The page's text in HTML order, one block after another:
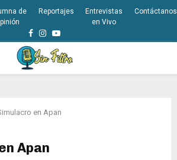
de
Reportajes
Entrevistas
en Vivo
Contáctanos
Facebook
Instagram
Youtube
en Apan
Apan